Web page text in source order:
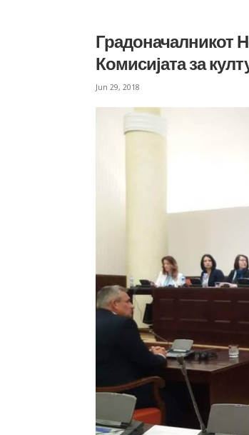
Градоначалникот
Комисијата за
Jun 29, 2018